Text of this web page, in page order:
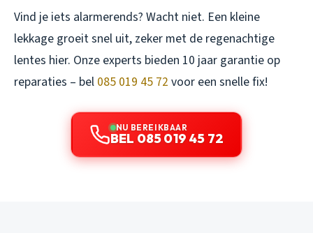
Vind je iets alarmerends? Wacht niet. Een kleine
lekkage groeit snel uit, zeker met de regenachtige
lentes hier. Onze experts bieden 10 jaar garantie op
reparaties – bel 085 019 45 72 voor een snelle fix!
NU BEREIKBAAR
BEL 085 019 45 72